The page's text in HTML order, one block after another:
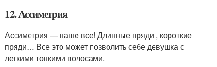
12. Ассиметрия
Ассиметрия — наше все! Длинные пряди , короткие
пряди… Все это может позволить себе девушка с
легкими тонкими волосами.